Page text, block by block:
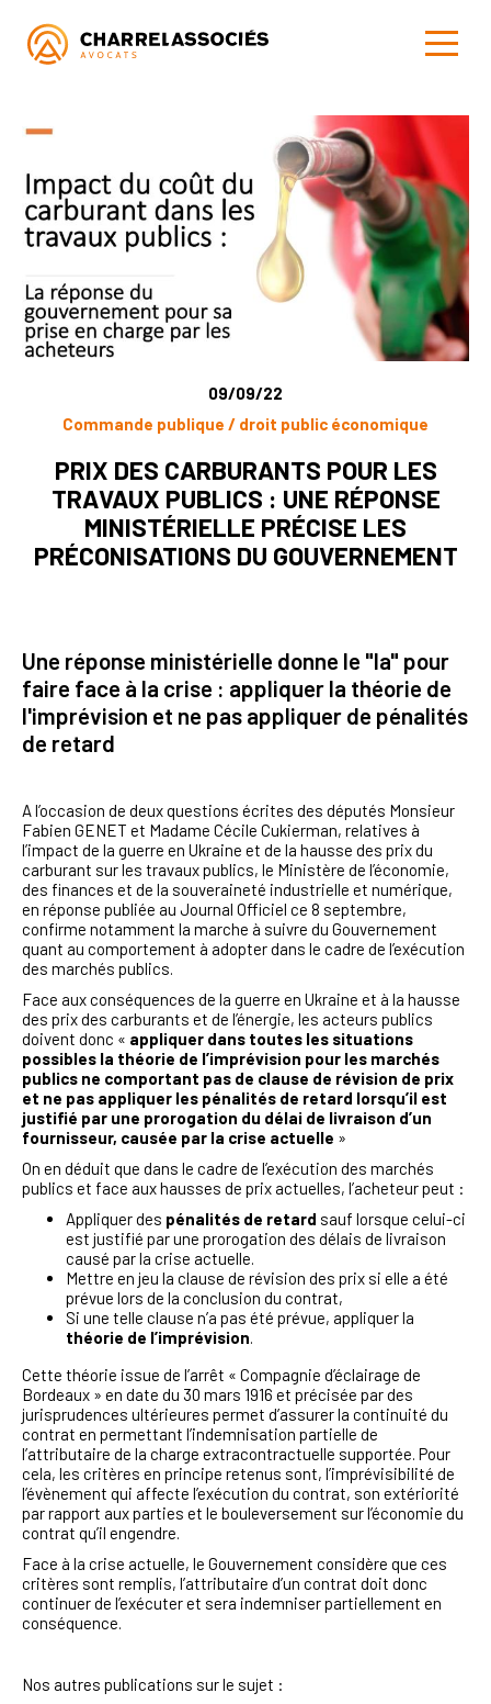
09/09/22
Commande publique / droit public économique
PRIX DES CARBURANTS POUR LES
TRAVAUX PUBLICS : UNE RÉPONSE
MINISTÉRIELLE PRÉCISE LES
PRÉCONISATIONS DU GOUVERNEMENT
Une réponse ministérielle donne le "la" pour
faire face à la crise : appliquer la théorie de
l'imprévision et ne pas appliquer de pénalités
de retard
A l’occasion de deux questions écrites des députés Monsieur
Fabien GENET et Madame Cécile Cukierman, relatives à
l’impact de la guerre en Ukraine et de la hausse des prix du
carburant sur les travaux publics, le Ministère de l’économie,
des finances et de la souveraineté industrielle et numérique,
en réponse publiée au Journal Officiel ce 8 septembre,
confirme notamment la marche à suivre du Gouvernement
quant au comportement à adopter dans le cadre de l’exécution
des marchés publics.
Face aux conséquences de la guerre en Ukraine et à la hausse
des prix des carburants et de l’énergie, les acteurs publics
doivent donc « appliquer dans toutes les situations
possibles la théorie de l’imprévision pour les marchés
publics ne comportant pas de clause de révision de prix
et ne pas appliquer les pénalités de retard lorsqu’il est
justifié par une prorogation du délai de livraison d’un
fournisseur, causée par la crise actuelle »
On en déduit que dans le cadre de l’exécution des marchés
publics et face aux hausses de prix actuelles, l’acheteur peut :
Appliquer des pénalités de retard sauf lorsque celui-ci
est justifié par une prorogation des délais de livraison
causé par la crise actuelle.
Mettre en jeu la clause de révision des prix si elle a été
prévue lors de la conclusion du contrat,
Si une telle clause n’a pas été prévue, appliquer la
théorie de l’imprévision.
Cette théorie issue de l’arrêt « Compagnie d’éclairage de
Bordeaux » en date du 30 mars 1916 et précisée par des
jurisprudences ultérieures permet d’assurer la continuité du
contrat en permettant l’indemnisation partielle de
l’attributaire de la charge extracontractuelle supportée. Pour
cela, les critères en principe retenus sont, l’imprévisibilité de
l’évènement qui affecte l’exécution du contrat, son extériorité
par rapport aux parties et le bouleversement sur l’économie du
contrat qu’il engendre.
Face à la crise actuelle, le Gouvernement considère que ces
critères sont remplis, l’attributaire d’un contrat doit donc
continuer de l’exécuter et sera indemniser partiellement en
conséquence.
Nos autres publications sur le sujet :